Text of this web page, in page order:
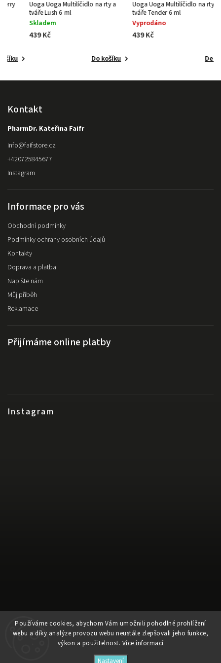
Používáme cookies, abychom Vám umožnili pohodlné prohlížení
webu a díky analýze provozu webu neustále zlepšovali jeho funkce,
výkon a použitelnost. Více informací
Nastavení
Uoga Uoga Multilíčidlo na rty a
tváře Lush 6 ml
Skladem
439 Kč
Do košíku
Uoga Uoga Multilíčidlo na rty a
tváře Tender 6 ml
Vyprodáno
439 Kč
Instagram
Sledovat na Instagramu
Kontakt
PharmDr. Kateřina Faifr
info@faifstore.cz
+420725845677
Instagram
Informace pro vás
Obchodní podmínky
Podmínky ochrany osobních údajů
Kontakty
Doprava a platba
Napište nám
Můj příběh
Reklamace
Přijímáme online platby
faifstore. Všechna práva vyhrazena.